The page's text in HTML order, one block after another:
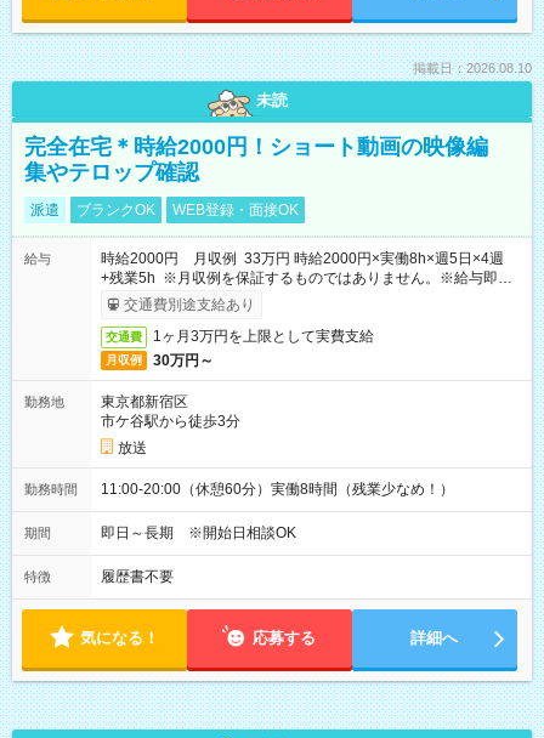
掲載日：2026.08.10
未読
完全在宅＊時給2000円！ショート動画の映像編
集やテロップ確認
派遣 ブランクOK WEB登録・面接OK
給与
時給2000円 月収例 33万円 時給2000円×実働8h×週5日×4週
+残業5h ※月収例を保証するものではありません。※給与即受
取りサービス利用可（利用条件有）
交通費別途支給あり
交通費 1ヶ月3万円を上限として実費支給
月収例 30万円～
勤務地
東京都新宿区
市ケ谷駅から徒歩3分
放送
勤務時間 11:00-20:00（休憩60分）実働8時間（残業少なめ！）
期間 即日～長期 ※開始日相談OK
特徴 履歴書不要
気になる！ 応募する 詳細へ